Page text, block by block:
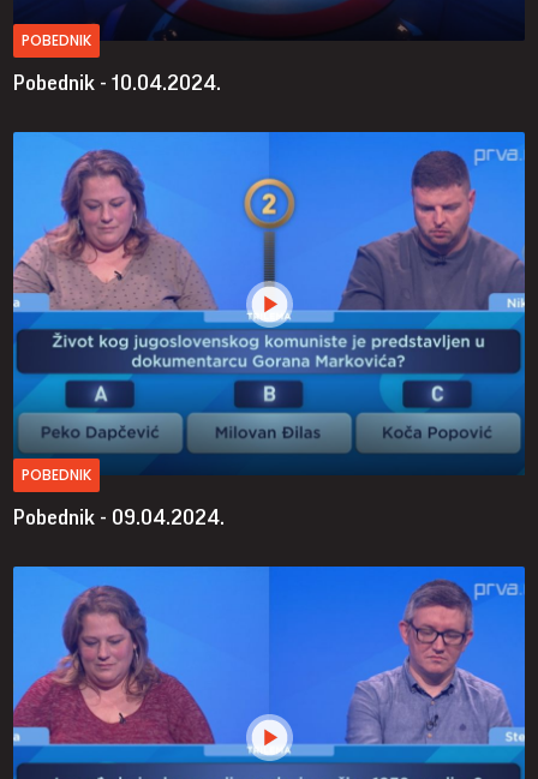
POBEDNIK
Pobednik - 10.04.2024.
POBEDNIK
Pobednik - 09.04.2024.